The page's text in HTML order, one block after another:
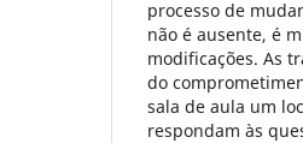
processo de
não é ausente, é
modificações. As
do
sala de aula um
respondam às